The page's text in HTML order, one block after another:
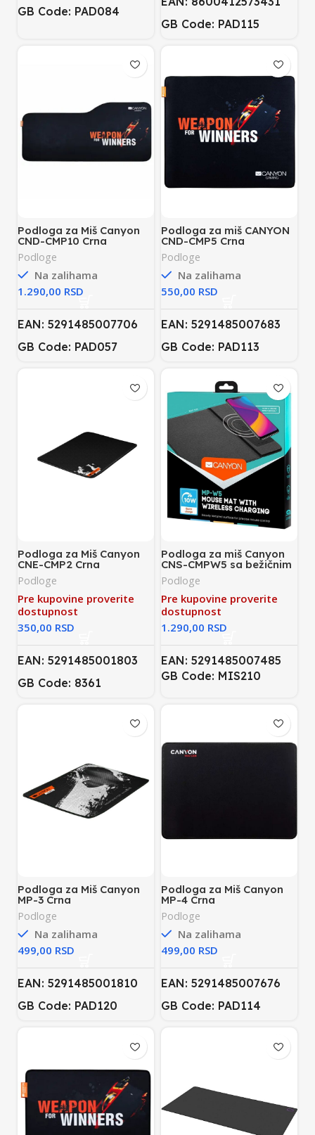
GB Code: PAD084
GB Code: PAD115
Podloga za Miš Canyon
CND-CMP10 Crna
Podloge
Na zalihama
RSD
EAN: 5291485007706
GB Code: PAD057
Podloga za miš CANYON
CND-CMP5 Crna
Podloge
Na zalihama
RSD
EAN: 5291485007683
GB Code: PAD113
Podloga za Miš Canyon
CNE-CMP2 Crna
Podloge
Pre kupovine proverite
dostupnost
RSD
EAN: 5291485001803
GB Code: 8361
Podloga za miš Canyon
CNS-CMPW5 sa bežičnim
punjačem Crna
Podloge
Pre kupovine proverite
dostupnost
RSD
EAN: 5291485007485
GB Code: MIS210
Podloga za Miš Canyon
MP-3 Crna
Podloge
Na zalihama
RSD
EAN: 5291485001810
GB Code: PAD120
Podloga za Miš Canyon
MP-4 Crna
Podloge
Na zalihama
RSD
EAN: 5291485007676
GB Code: PAD114